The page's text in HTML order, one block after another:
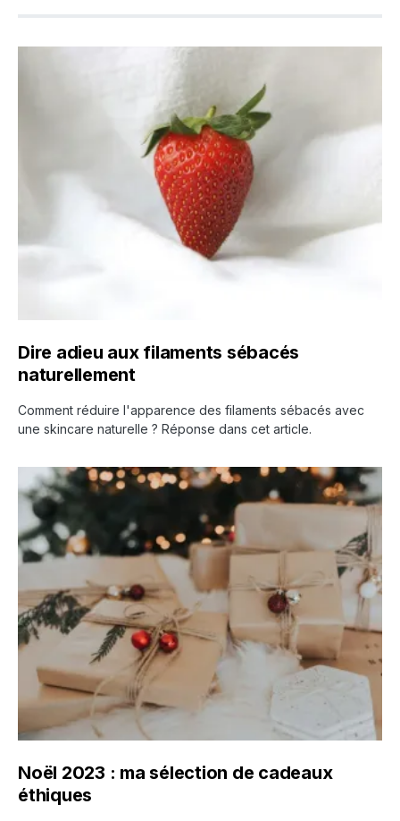
Dire adieu aux filaments sébacés
naturellement
Comment réduire l'apparence des filaments sébacés avec
une skincare naturelle ? Réponse dans cet article.
Noël 2023 : ma sélection de cadeaux
éthiques